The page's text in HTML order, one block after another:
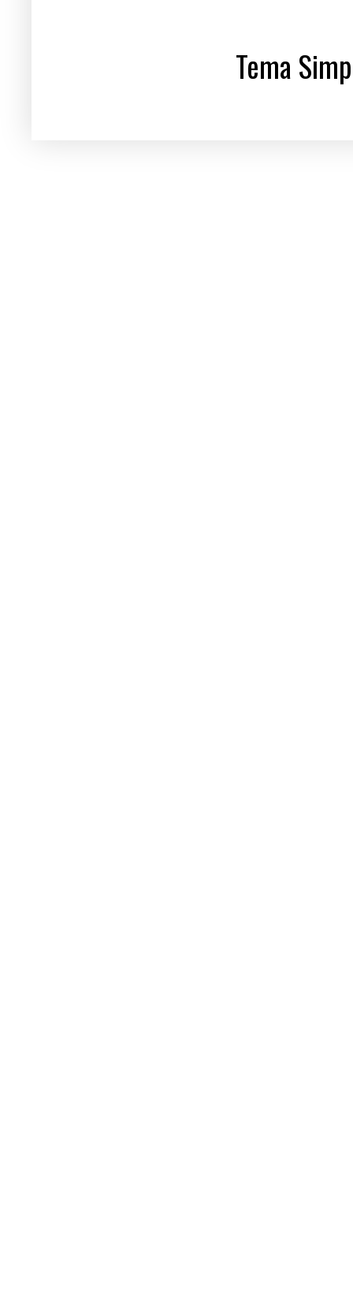
Tema